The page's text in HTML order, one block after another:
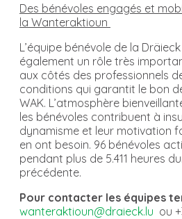
Des bénévoles engagés et
la Wanteraktioun
L’équipe bénévole de la
également un rôle très
aux côtés des professionnels
conditions qui garantit le bon
WAK. L’atmosphère
les bénévoles contribuent à
dynamisme et leur motivation
en ont besoin. 96 bénévoles
pendant plus de 5.411 heures
précédente.
Pour contacter les équipes
wanteraktioun@draieck.lu ou